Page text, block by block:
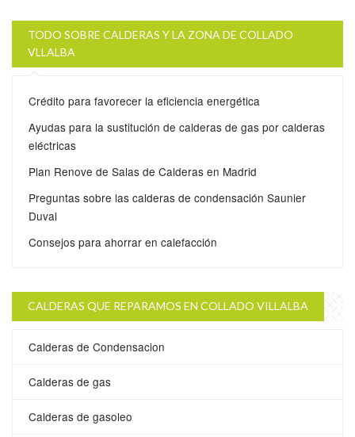
TODO SOBRE CALDERAS Y LA ZONA DE COLLADO
VLLALBA
Crédito para favorecer la eficiencia energética
Ayudas para la sustitución de calderas de gas por calderas
eléctricas
Plan Renove de Salas de Calderas en Madrid
Preguntas sobre las calderas de condensación Saunier
Duval
Consejos para ahorrar en calefacción
CALDERAS QUE REPARAMOS EN COLLADO VILLALBA
Calderas de Condensacion
Calderas de gas
Calderas de gasoleo